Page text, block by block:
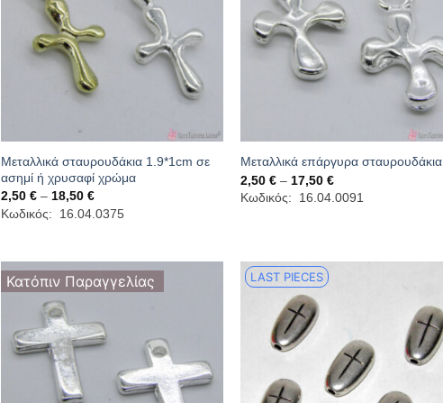
Μεταλλικά σταυρουδάκια 1.9*1cm σε
ασημί ή χρυσαφί χρώμα
2,50 € – 18,50 €Price
range:
2,50 €
Κωδικός: 16.04.0375
Μεταλλικά επάργυρα σταυρουδάκια
2,50€ – 17,50€Price
range:
2,50 €
Κωδικός: 16.04.0091
Κατόπιν Παραγγελίας LAST PIECES